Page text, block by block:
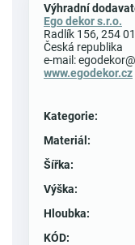
Výhradní
Ego dekor s.r.o.
Radlík 156, 254
Česká republika
e-mail:
www.egodekor.cz
Kategorie:
Materiál :
Šířka:
Výška:
Hloubka:
KÓD: